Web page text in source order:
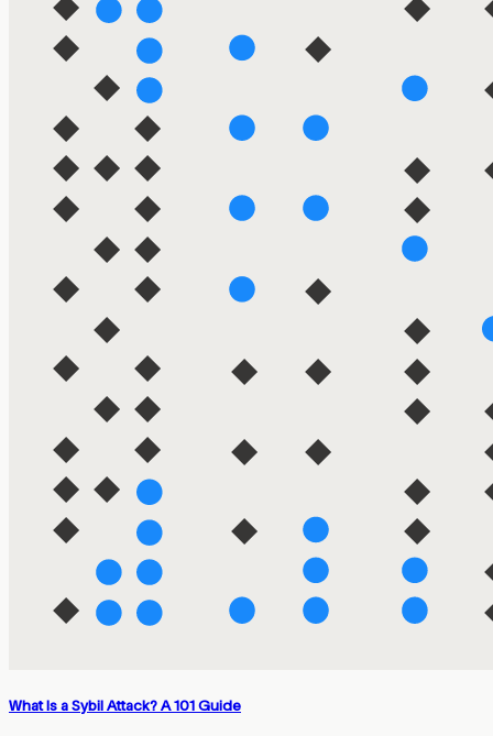
What Is a Sybil Attack? A 101 Guide